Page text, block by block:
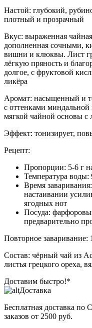
Настой: глубокий,
плотный и прозрачный
Вкус: выраженная
дополненная сочными,
вишни и клюквы. Лист
лёгкую пряность и
долгое, с фруктовой
ликёра
Аромат: насыщенный и
с оттенками
мягкой чайной основы с
Эффект: тонизирует,
Рецепт:
Пропорции: 5-6 г
Температура воды:
Время
настаивании
ягодных нот
Посуда:
предварительно
Повторное заваривание:
Состав: чёрный чай из
листья грецкого ореха,
Доставим быстро!*
Доставка
Бесплатная доставка по
заказов от 2500 руб.